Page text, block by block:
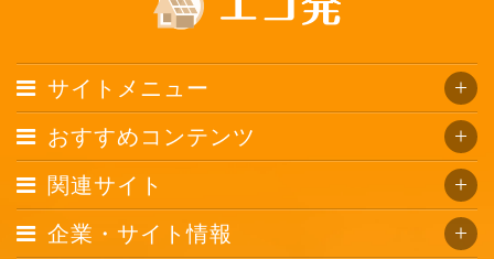
サイトメニュー
おすすめコンテンツ
関連サイト
企業・サイト情報